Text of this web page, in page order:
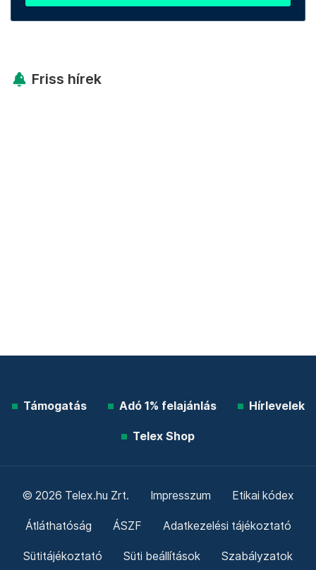
Friss hírek
Támogatás Adó 1% felajánlás Hírlevelek
Telex Shop
© 2026 Telex.hu Zrt. Impresszum Etikai kódex
Átláthatóság ÁSZF Adatkezelési tájékoztató
Sütitájékoztató Süti beállítások Szabályzatok